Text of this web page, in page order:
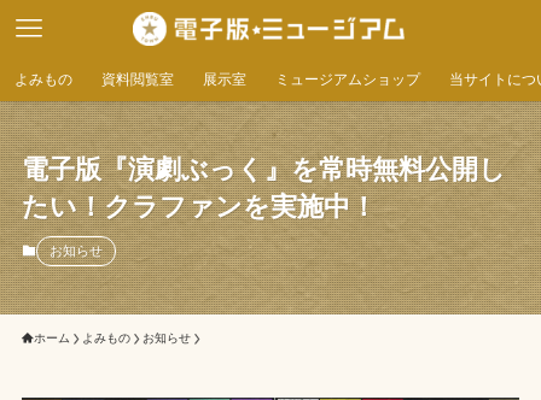
よみもの 資料閲覧室 展示室 ミュージアムショップ 当サイトにつ
電子版『演劇ぶっく』を常時無料公開し
たい！クラファンを実施中！
お知らせ
ホーム よみもの お知らせ